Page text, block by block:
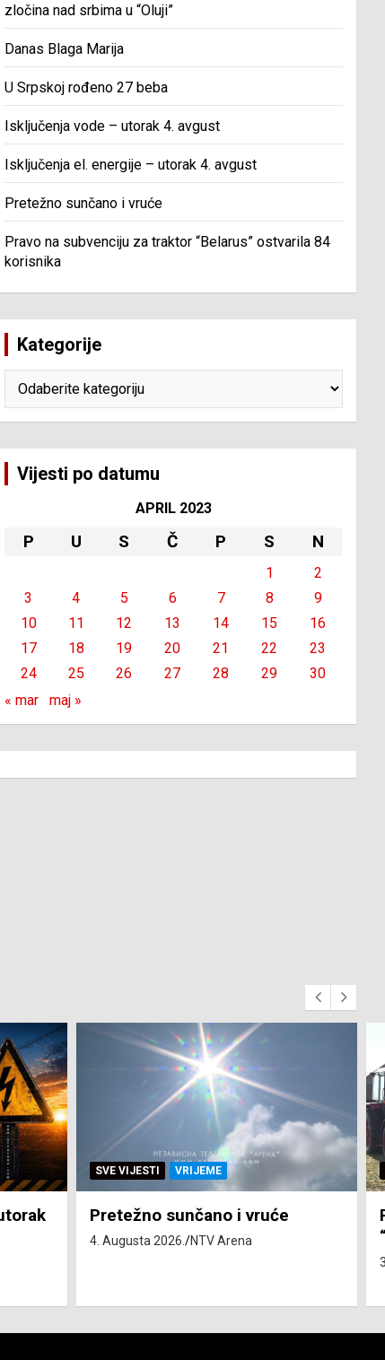
zločina nad srbima u “Oluji”
Danas Blaga Marija
U Srpskoj rođeno 27 beba
Isključenja vode – utorak 4. avgust
Isključenja el. energije – utorak 4. avgust
Pretežno sunčano i vruće
Pravo na subvenciju za traktor “Belarus” ostvarila 84
korisnika
Kategorije
Vijesti po datumu
APRIL 2023
P U S Č P S N
1
2
3
4 5 6 7 8
9
10
11 12 13 14 15
16
17
18 19 20 21 22
23
24
25 26 27 28 29
30
« mar
maj »
SVE VIJESTI ZEMLJA
Pravo na subvenciju za traktor
“Belarus” ostvarila 84 korisnika